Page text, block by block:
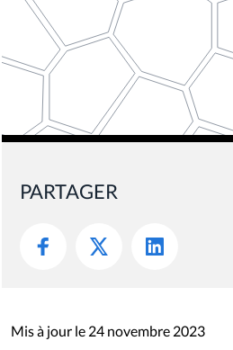
PARTAGER
Mis à jour le 24 novembre 2023